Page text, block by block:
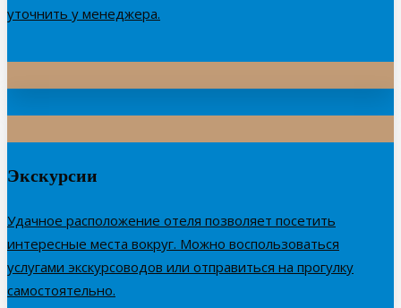
уточнить у менеджера.
Экскурсии
Удачное расположение отеля позволяет посетить
интересные места вокруг. Можно воспользоваться
услугами экскурсоводов или отправиться на прогулку
самостоятельно.